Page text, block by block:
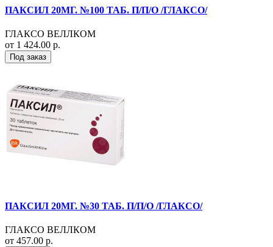
ПАКСИЛ 20МГ. №100 ТАБ. П/П/О /ГЛАКСО/
ГЛАКСО ВЕЛЛКОМ
от 1 424.00 р.
Под заказ
ПАКСИЛ 20МГ. №30 ТАБ. П/П/О /ГЛАКСО/
ГЛАКСО ВЕЛЛКОМ
от 457.00 р.